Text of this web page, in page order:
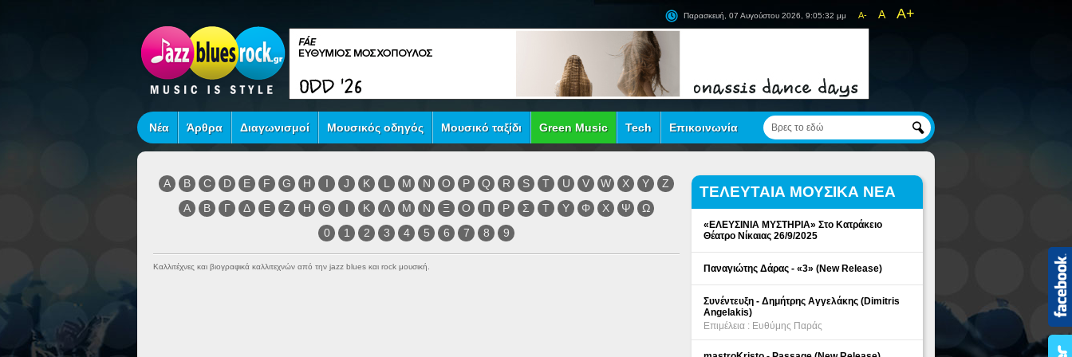
A- A A+
Παρασκευή, 07 Αυγούστου 2026, 9:05:32 μμ
Νέα Άρθρα Διαγωνισμοί Μουσικός οδηγός Μουσικό ταξίδι Green Music Tech Επικοινωνία
A B C D E F G H I J K L M N O P Q R S T U V W X Y
Z
Α
Β Γ Δ Ε Ζ Η Θ Ι Κ Λ Μ Ν Ξ Ο Π Ρ Σ Τ Υ Φ Χ Ψ
Ω
0
1 2 3 4 5 6 7 8 9
Καλλιτέχνες και βιογραφικά καλλιτεχνών από την jazz blues και rock μουσική.
ΤΕΛΕΥΤΑΙΑ ΜΟΥΣΙΚΑ ΝΕΑ
«ΕΛΕΥΣΙΝΙΑ ΜΥΣΤΗΡΙΑ» Στο Κατράκειο
Θέατρο Νίκαιας 26/9/2025
Παναγιώτης Δάρας - «3» (New Release)
Συνέντευξη - Δημήτρης Αγγελάκης (Dimitris
Angelakis)
Επιμέλεια : Ευθύμης Παράς